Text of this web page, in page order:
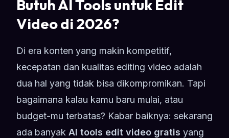
Butuh AI Tools untuk Edit
Video di 2026?
Di era konten yang makin kompetitif,
kecepatan dan kualitas editing video adalah
dua hal yang tidak bisa dikompromikan. Tapi
bagaimana kalau kamu baru mulai, atau
budget-mu terbatas? Kabar baiknya: sekarang
ada banyak AI tools edit video gratis yang